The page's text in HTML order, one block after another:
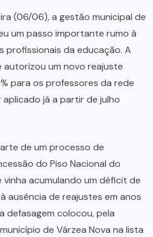
(06/06), a gestão municipal de
um passo importante rumo à
profissionais da educação. A
autorizou um novo reajuste
para os professores da rede
aplicado já a partir de julho
de um processo de
do Piso Nacional do
vinha acumulando um déficit de
ausência de reajustes em anos
defasagem colocou, pela
de Várzea Nova na lista